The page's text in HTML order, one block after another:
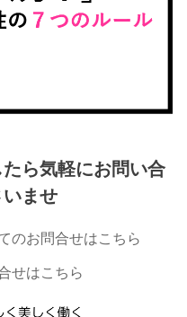
ら気軽にお問い合
ませ
のお問合せはこちら
せはこちら